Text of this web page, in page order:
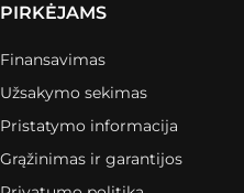
PIRKĖJAMS
Finansavimas
Užsakymo sekimas
Pristatymo informacija
Grąžinimas ir garantijos